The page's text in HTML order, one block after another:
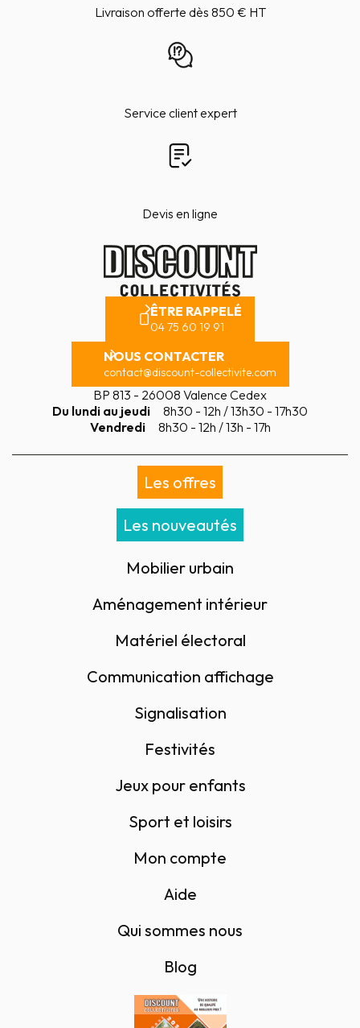
Livraison offerte dès 850 € HT
Service client expert
Devis en ligne
ÊTRE RAPPELÉ
04 75 60 19 91
NOUS CONTACTER
contact@discount-collectivite.com
BP 813 - 26008 Valence Cedex
Du lundi au jeudi
8h30 - 12h / 13h30 - 17h30
Vendredi
8h30 - 12h / 13h - 17h
Les offres
Les nouveautés
Mobilier urbain
Aménagement intérieur
Matériel électoral
Communication affichage
Signalisation
Festivités
Jeux pour enfants
Sport et loisirs
Mon compte
Aide
Qui sommes nous
Blog